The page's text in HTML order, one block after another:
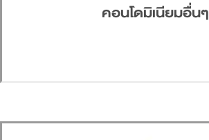
คอนโดมิเนียมอื่นๆ